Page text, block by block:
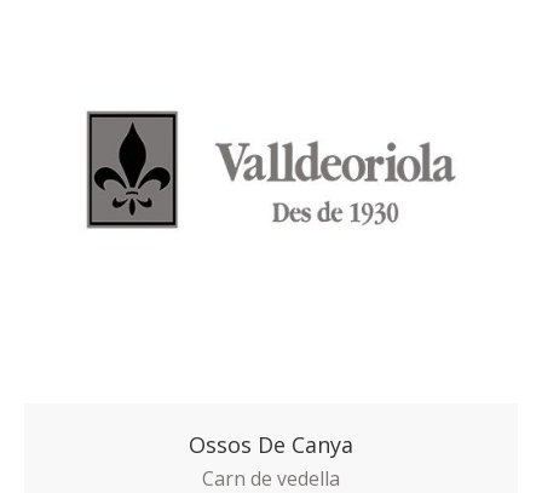
Ossos De Canya
Carn de vedella